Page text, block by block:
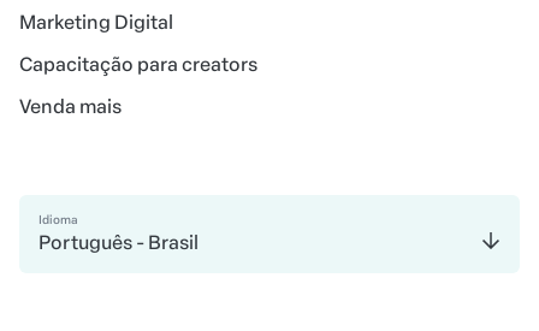
Marketing Digital
Capacitação para creators
Venda mais
Idioma
Português - Brasil